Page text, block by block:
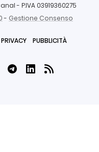
- P.IVA 03919360275
- Gestione Consenso
PRIVACY PUBBLICITÀ